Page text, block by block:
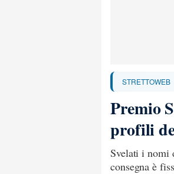
STRETTOWEB
Premio
profili
Svelati i nomi
consegna è